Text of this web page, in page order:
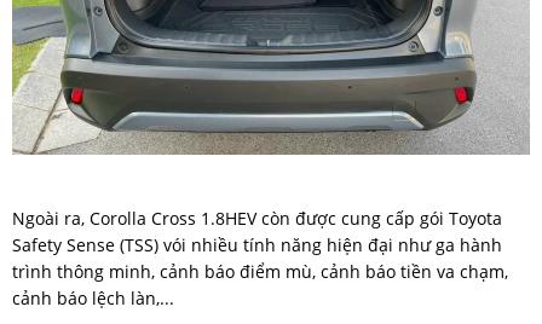
Ngoài ra, Corolla Cross 1.8HEV còn được cung cấp gói Toyota
Safety Sense (TSS) vói nhiều tính năng hiện đại như ga hành
trình thông minh, cảnh báo điểm mù, cảnh báo tiền va chạm,
cảnh báo lệch làn,...